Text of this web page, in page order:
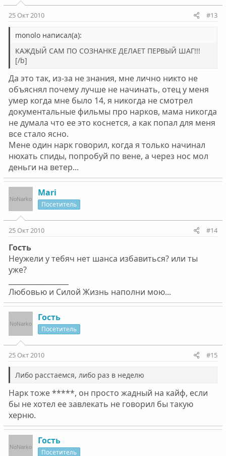
25 Окт 2010 #13
monolo написал(а):
КАЖДЫЙ САМ ПО СОЗНАНКЕ ДЕЛАЕТ ПЕРВЫЙ ШАГ!!!
[/b]
Да это так, из-за не знания, мне лично никто не
объяснял почему лучше не начинать, отец у меня
умер когда мне было 14, я никогда не смотрел
документальные фильмы про нарков, мама никогда
не думала что ее это коснется, а как попал для меня
все стало ясно.
Мене один нарк говорил, когда я только начинал
нюхать спиды, попробуй по вене, а через нос мол
деньги на ветер...
Mari
Посетитель
25 Окт 2010 #14
Гость
Неужели у тебяч нет шанса избавиться? или ты
уже?
Любовью и Силой Жизнь наполни мою...
Гость
Посетитель
25 Окт 2010 #15
Либо расстаемся, либо раз в неделю
Нарк тоже *****, он просто жадный на кайф, если
бы не хотел ее завлекать не говорил бы такую
херню.
Гость
Посетитель